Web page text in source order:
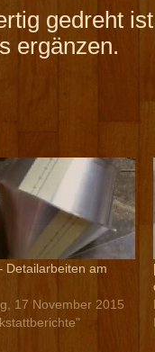
gedreht
ergänzen.
Detailarbeiten am
17 November 2015